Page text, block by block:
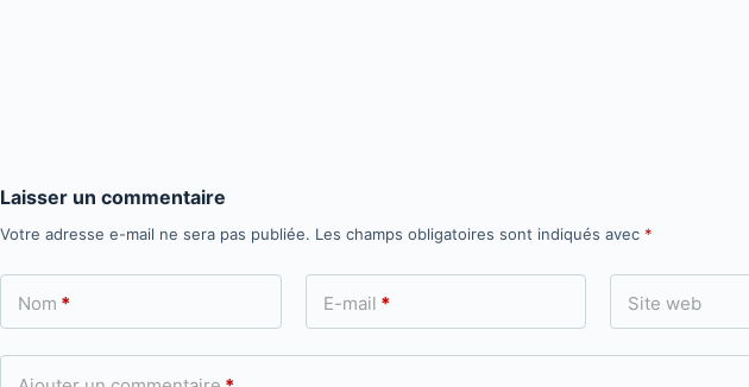
Laisser un commentaire
Votre adresse e-mail ne sera pas publiée. Les champs obligatoires sont indiqués avec *
Nom * E-mail * Site web